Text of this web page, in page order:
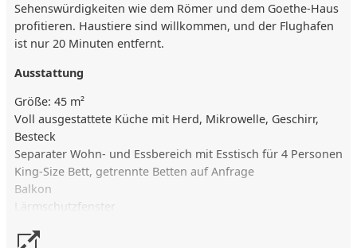
Sehenswürdigkeiten wie dem Römer und dem Goethe-Haus
profitieren. Haustiere sind willkommen, und der Flughafen
ist nur 20 Minuten entfernt.
Ausstattung
Größe: 45 m²
Voll ausgestattete Küche mit Herd, Mikrowelle, Geschirr,
Besteck
Separater Wohn- und Essbereich mit Esstisch für 4 Personen
King-Size Bett, getrennte Betten auf Anfrage
Balkon
Lärmschutzfenster
Kaffee- & Tee Zubereitung mit Wasserkocher